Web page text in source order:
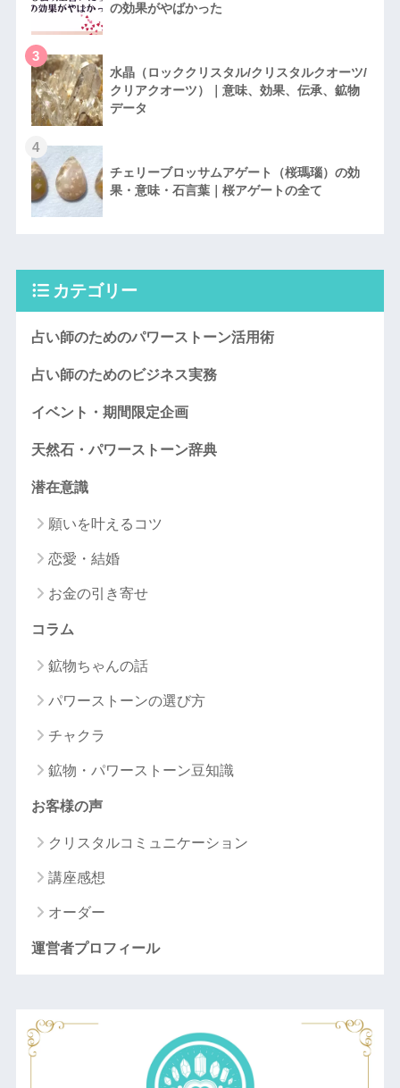
の効果がやばかった
3
水晶（ロッククリスタル/クリスタルクオーツ/
クリアクオーツ）｜意味、効果、伝承、鉱物
データ
4
チェリーブロッサムアゲート（桜瑪瑙）の効
果・意味・石言葉｜桜アゲートの全て
カテゴリー
占い師のためのパワーストーン活用術
占い師のためのビジネス実務
イベント・期間限定企画
天然石・パワーストーン辞典
潜在意識
願いを叶えるコツ
恋愛・結婚
お金の引き寄せ
コラム
鉱物ちゃんの話
パワーストーンの選び方
チャクラ
鉱物・パワーストーン豆知識
お客様の声
クリスタルコミュニケーション
講座感想
オーダー
運営者プロフィール